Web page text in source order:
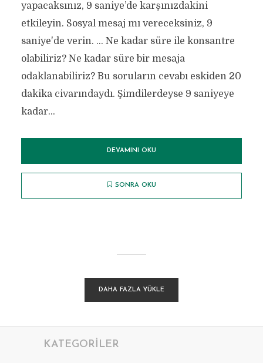
yapacaksınız, 9 saniye’de karşınızdakini
etkileyin. Sosyal mesaj mı vereceksiniz, 9
saniye'de verin. … Ne kadar süre ile konsantre
olabiliriz? Ne kadar süre bir mesaja
odaklanabiliriz? Bu soruların cevabı eskiden 20
dakika civarındaydı. Şimdilerdeyse 9 saniyeye
kadar...
DEVAMINI OKU
SONRA OKU
DAHA FAZLA YÜKLE
KATEGORILER